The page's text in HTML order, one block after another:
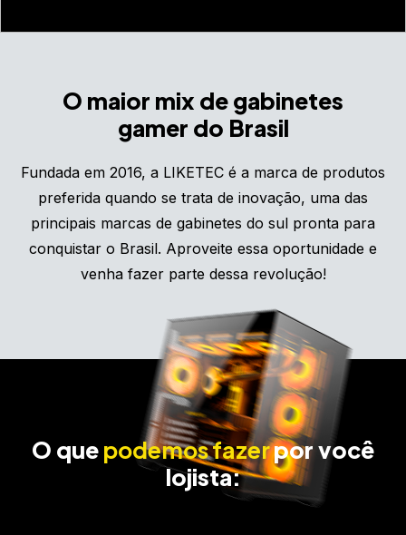
O maior mix de gabinetes
gamer do Brasil
Fundada em 2016, a LIKETEC é a marca de produtos
preferida quando se trata de inovação, uma das
principais marcas de gabinetes do sul pronta para
conquistar o Brasil. Aproveite essa oportunidade e
venha fazer parte dessa revolução!
O quepodemos fazerpor você
lojista: